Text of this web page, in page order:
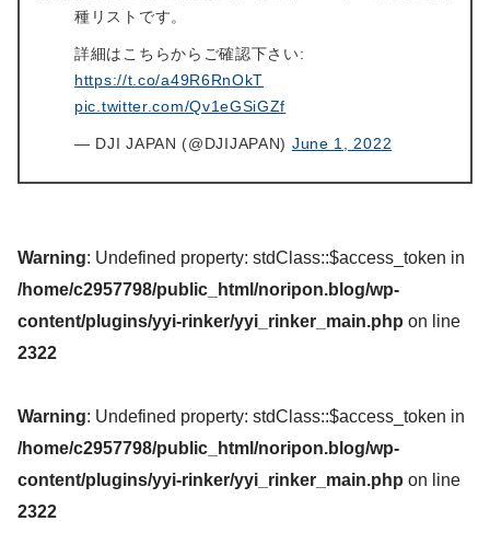
種リストです。
詳細はこちらからご確認下さい:
https://t.co/a49R6RnOkT
pic.twitter.com/Qv1eGSiGZf
— DJI JAPAN (@DJIJAPAN) June 1, 2022
Warning: Undefined property: stdClass::$access_token in
/home/c2957798/public_html/noripon.blog/wp-
content/plugins/yyi-rinker/yyi_rinker_main.php on line
2322
Warning: Undefined property: stdClass::$access_token in
/home/c2957798/public_html/noripon.blog/wp-
content/plugins/yyi-rinker/yyi_rinker_main.php on line
2322